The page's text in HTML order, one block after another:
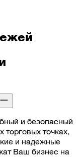
и безопасный
торговых точках,
и надежные
Ваш бизнес на